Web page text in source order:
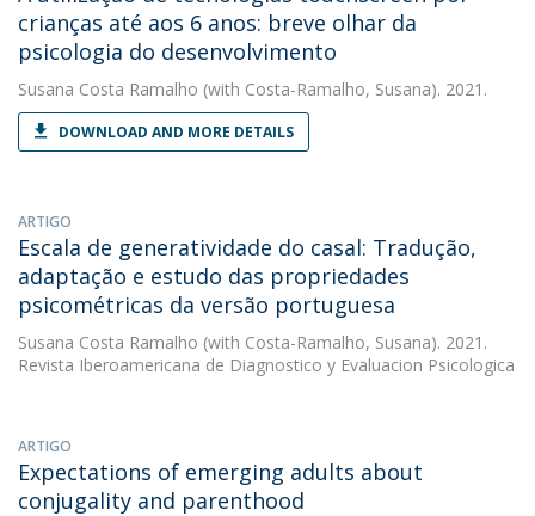
crianças até aos 6 anos: breve olhar da
psicologia do desenvolvimento
Susana Costa Ramalho (with Costa-Ramalho, Susana). 2021.
DOWNLOAD AND MORE DETAILS
ARTIGO
Escala de generatividade do casal: Tradução,
adaptação e estudo das propriedades
psicométricas da versão portuguesa
Susana Costa Ramalho (with Costa-Ramalho, Susana). 2021.
Revista Iberoamericana de Diagnostico y Evaluacion Psicologica
ARTIGO
Expectations of emerging adults about
conjugality and parenthood